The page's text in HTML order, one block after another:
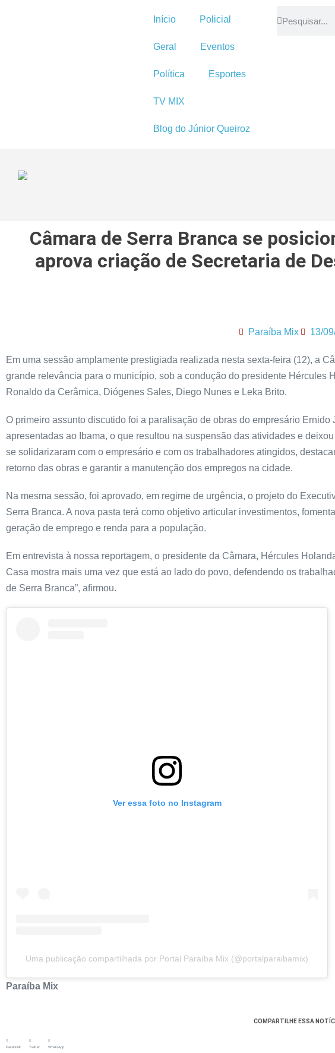
Início Policial
Geral Eventos
Política Esportes
TV MIX
Blog do Júnior Queiroz
Câmara de Serra Branca se
aprova criação de Secretaria de
Paraíba Mix 13/
Em uma sessão amplamente prestigiada realizada nesta sexta-feira (12), a
grande relevância para o município, sob a condução do presidente Hércules
Ronaldo da Cerâmica, Diógenes Sales, Diego Nunes e Leka Brito.
O primeiro assunto discutido foi a paralisação de obras do empresário
apresentadas ao Ibama, o que resultou na suspensão das atividades e
se solidarizaram com o empresário e com os trabalhadores atingidos,
retorno das obras e garantir a manutenção dos empregos na cidade.
Na mesma sessão, foi aprovado, em regime de urgência, o projeto do
Serra Branca. A nova pasta terá como objetivo articular investimentos,
geração de emprego e renda para a população.
Em entrevista à nossa reportagem, o presidente da Câmara, Hércules
Casa mostra mais uma vez que está ao lado do povo, defendendo os
de Serra Branca”, afirmou.
Ver essa foto no Instagram
Uma publicação compartilhada por Portal Paraíba Mix (@portalparaibamix)
Paraíba Mix
COMPARTILHE ESSA
Facebook Twitter WhatsApp